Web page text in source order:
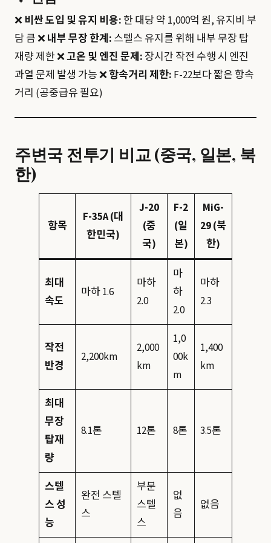
❌비싼 도입 및 유지 비용:한 대당 약 1,000억 원, 유지비 부
담 큼 ❌내부 무장 한계: 스텔스 유지를 위해 내부 무장 탑
재량 제한 ❌고온 및 엔진 문제: 장시간 작전 수행 시 엔진
과열 문제 발생 가능 ❌항속거리 제한: F-22보다 짧은 항속
거리 (공중급유 필요)
주변국 전투기 비교 (중국, 일본, 북
한)
항목
F-35A (대
한민국)
J-20
(중
국)
F-2
(일
본)
MiG-
29 (북
한)
최대
속도
마하 1.6
마하
2.0
마
하
2.0
마하
2.3
작전
반경
2,200km
2,000
km
1,0
00k
m
1,400
km
최대
무장
탑재
량
8.1톤 12톤 8톤 3.5톤
스텔
스 성
능
완전 스텔
스
부분
스텔
스
없
음
없음